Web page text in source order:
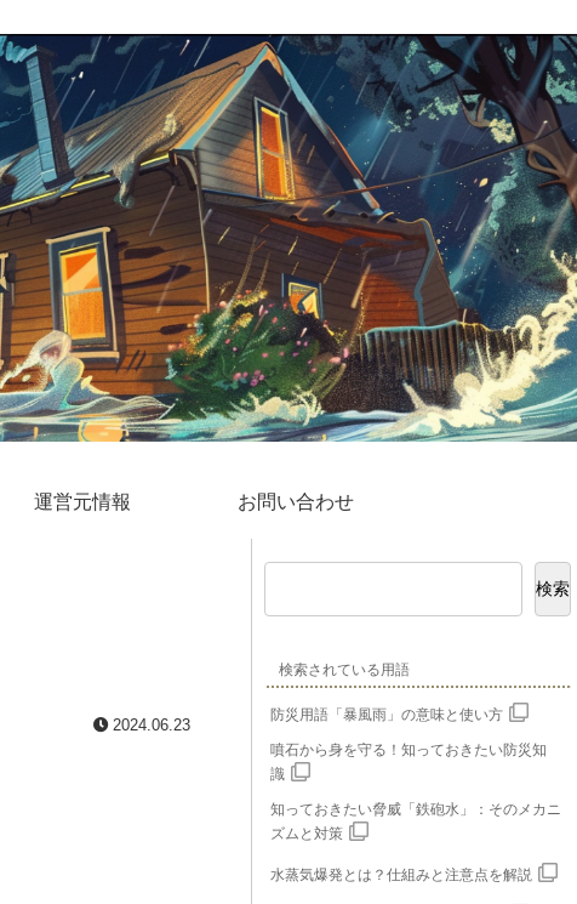
運営元情報 お問い合わせ
2024.06.23
検索
検索されている用語
防災用語「暴風雨」の意味と使い方
噴石から身を守る！知っておきたい防災知
識
知っておきたい脅威「鉄砲水」：そのメカニ
ズムと対策
水蒸気爆発とは？仕組みと注意点を解説